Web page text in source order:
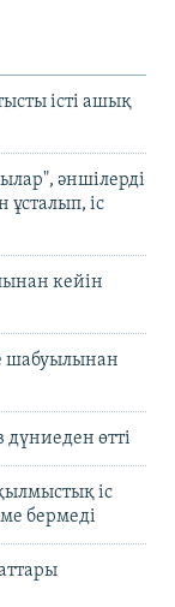
істі ашық
әншілерді
іс
кейін
шабуылынан
өтті
іс
бермеді